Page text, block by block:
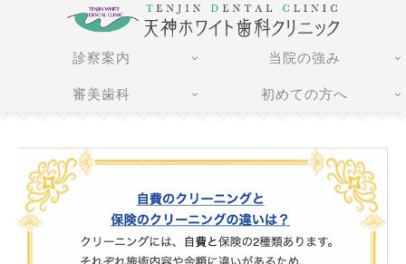
診察案内 当院の強み
審美歯科 初めての方へ